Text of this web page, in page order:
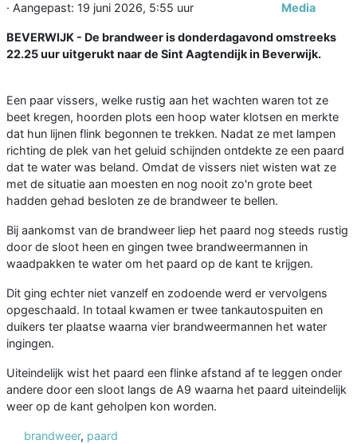
· Aangepast: 19 juni 2026, 5:55 uur
Media
BEVERWIJK - De brandweer is donderdagavond omstreeks
22.25 uur uitgerukt naar de Sint Aagtendijk in Beverwijk.
Een paar vissers, welke rustig aan het wachten waren tot ze
beet kregen, hoorden plots een hoop water klotsen en merkte
dat hun lijnen flink begonnen te trekken. Nadat ze met lampen
richting de plek van het geluid schijnden ontdekte ze een paard
dat te water was beland. Omdat de vissers niet wisten wat ze
met de situatie aan moesten en nog nooit zo'n grote beet
hadden gehad besloten ze de brandweer te bellen.
Bij aankomst van de brandweer liep het paard nog steeds rustig
door de sloot heen en gingen twee brandweermannen in
waadpakken te water om het paard op de kant te krijgen.
Dit ging echter niet vanzelf en zodoende werd er vervolgens
opgeschaald. In totaal kwamen er twee tankautospuiten en
duikers ter plaatse waarna vier brandweermannen het water
ingingen.
Uiteindelijk wist het paard een flinke afstand af te leggen onder
andere door een sloot langs de A9 waarna het paard uiteindelijk
weer op de kant geholpen kon worden.
brandweer, paard